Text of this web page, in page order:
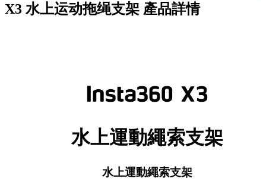
X3 水上运动拖绳支架 產品詳情
水上運動繩索支架
水上運動繩索支架